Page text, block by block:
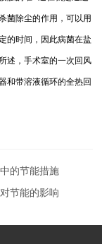
菌除尘的作用，可以用
的时间，因此病菌在盐
述，手术室的一次回风
和带溶液循环的全热回
的节能措施
节能的影响